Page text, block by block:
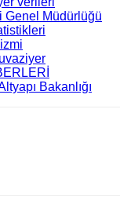
Genel Müdürlüğü
Bakanlığı